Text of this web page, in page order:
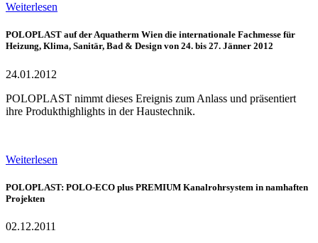
Weiterlesen
POLOPLAST auf der Aquatherm Wien die internationale Fachmesse für
Heizung, Klima, Sanitär, Bad & Design von 24. bis 27. Jänner 2012
24.01.2012
POLOPLAST nimmt dieses Ereignis zum Anlass und präsentiert
ihre Produkthighlights in der Haustechnik.
Weiterlesen
POLOPLAST: POLO-ECO plus PREMIUM Kanalrohrsystem in namhaften
Projekten
02.12.2011